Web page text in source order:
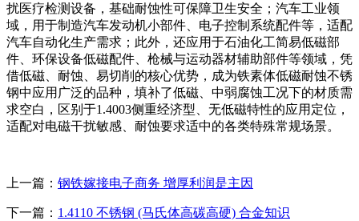
扰医疗检测设备，基础耐蚀性可保障卫生安全；汽车工业领
域，用于制造汽车发动机小部件、电子控制系统配件等，适配
汽车自动化生产需求；此外，还应用于石油化工简易低磁部
件、环保设备低磁配件、枪械与运动器材辅助部件等领域，凭
借低磁、耐蚀、易切削的核心优势，成为铁素体低磁耐蚀不锈
钢中应用广泛的品种，填补了低磁、中弱腐蚀工况下的材质需
求空白，区别于1.4003侧重经济型、无低磁特性的应用定位，
适配对电磁干扰敏感、耐蚀要求适中的各类特殊常规场景。
上一篇： 钢铁嫁接电子商务 增厚利润是主因
下一篇： 1.4110 不锈钢 (马氏体高碳高硬) 合金知识